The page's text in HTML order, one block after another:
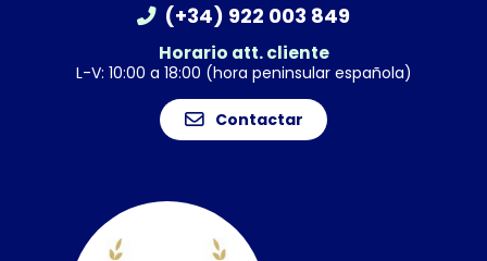
(+34) 922 003 849
Horario att. cliente
L-V: 10:00 a 18:00 (hora peninsular española)
Contactar